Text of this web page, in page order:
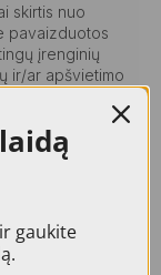
skirtis nuo
pavaizduotos
įrenginių
ir/ar apšvietimo
gaukite